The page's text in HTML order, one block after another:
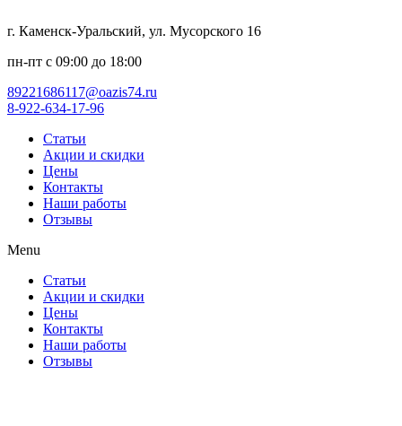
г. Каменск-Уральский, ул. Мусорского 16
пн-пт с 09:00 до 18:00
89221686117@oazis74.ru
8-922-634-17-96
Статьи
Акции и скидки
Цены
Контакты
Наши работы
Отзывы
Menu
Статьи
Акции и скидки
Цены
Контакты
Наши работы
Отзывы